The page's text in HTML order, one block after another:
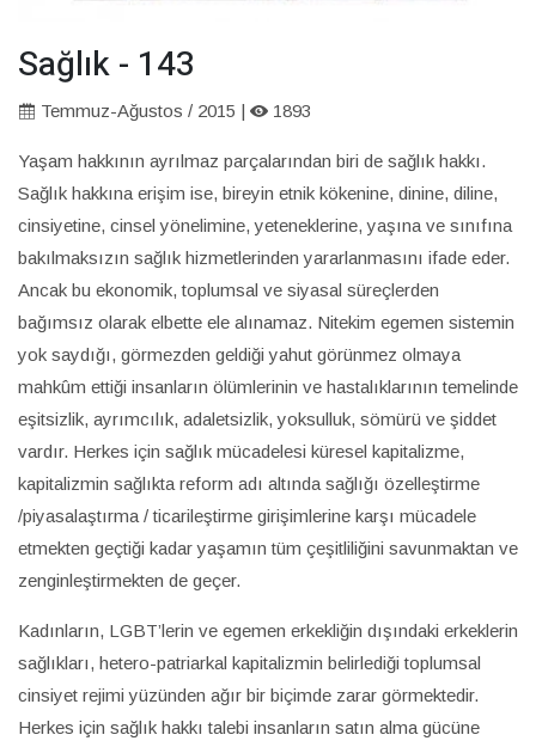
Sağlık - 143
Temmuz-Ağustos / 2015 | 1893
Yaşam hakkının ayrılmaz parçalarından biri de sağlık hakkı.
Sağlık hakkına erişim ise, bireyin etnik kökenine, dinine, diline,
cinsiyetine, cinsel yönelimine, yeteneklerine, yaşına ve sınıfına
bakılmaksızın sağlık hizmetlerinden yararlanmasını ifade eder.
Ancak bu ekonomik, toplumsal ve siyasal süreçlerden
bağımsız olarak elbette ele alınamaz. Nitekim egemen sistemin
yok saydığı, görmezden geldiği yahut görünmez olmaya
mahkûm ettiği insanların ölümlerinin ve hastalıklarının temelinde
eşitsizlik, ayrımcılık, adaletsizlik, yoksulluk, sömürü ve şiddet
vardır. Herkes için sağlık mücadelesi küresel kapitalizme,
kapitalizmin sağlıkta reform adı altında sağlığı özelleştirme
/piyasalaştırma / ticarileştirme girişimlerine karşı mücadele
etmekten geçtiği kadar yaşamın tüm çeşitliliğini savunmaktan ve
zenginleştirmekten de geçer.
Kadınların, LGBT’lerin ve egemen erkekliğin dışındaki erkeklerin
sağlıkları, hetero-patriarkal kapitalizmin belirlediği toplumsal
cinsiyet rejimi yüzünden ağır bir biçimde zarar görmektedir.
Herkes için sağlık hakkı talebi insanların satın alma gücüne